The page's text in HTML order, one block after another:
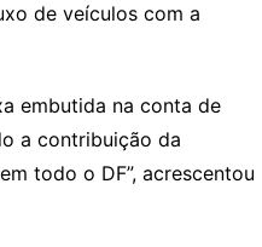
de veículos com a
embutida na conta de
a contribuição da
todo o DF”, acrescentou